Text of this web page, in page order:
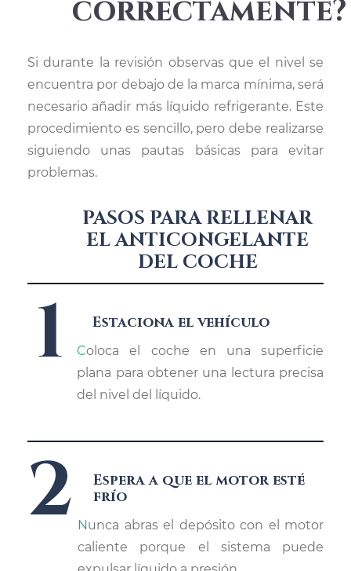
correctamente?
Si durante la revisión observas que el nivel se
encuentra por debajo de la marca mínima, será
necesario añadir más líquido refrigerante. Este
procedimiento es sencillo, pero debe realizarse
siguiendo unas pautas básicas para evitar
problemas.
PASOS PARA RELLENAR
EL ANTICONGELANTE
DEL COCHE
1 Estaciona el vehículo
Coloca el coche en una superficie
plana para obtener una lectura precisa
del nivel del líquido.
2
Espera a que el motor esté
frío
Nunca abras el depósito con el motor
caliente porque el sistema puede